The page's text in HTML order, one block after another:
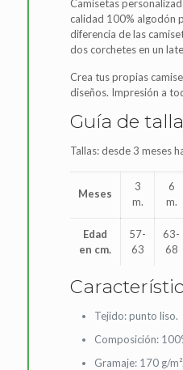
Camisetas
calidad 100% algodón
diferencia de las
dos corchetes en un
Crea tus propias
diseños. Impresión a
Guía de
Tallas: desde 3 meses
Meses
3
m.
6
m.
Edad
en cm.
57-
63
63-
68
Tejido: punto liso.
Composición:
Gramaje: 170 g/m².